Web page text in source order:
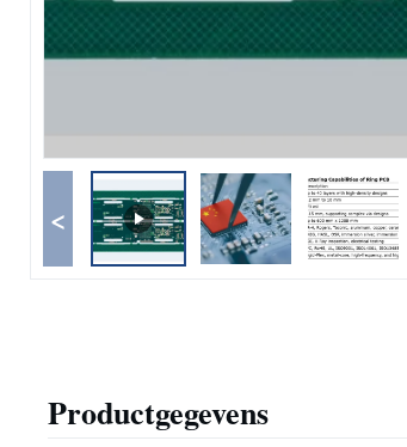
<
Productgegevens